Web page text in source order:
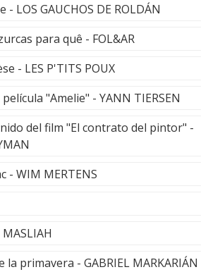
LOS GAUCHOS DE ROLDÁN
para quê - FOL&AR
- LES P'TITS POUX
"Amelie" - YANN TIERSEN
del film "El contrato del pintor" -
- WIM MERTENS
la primavera - GABRIEL MARKARIÁN